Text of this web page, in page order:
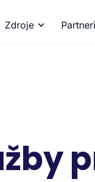
Zdroje Partneri